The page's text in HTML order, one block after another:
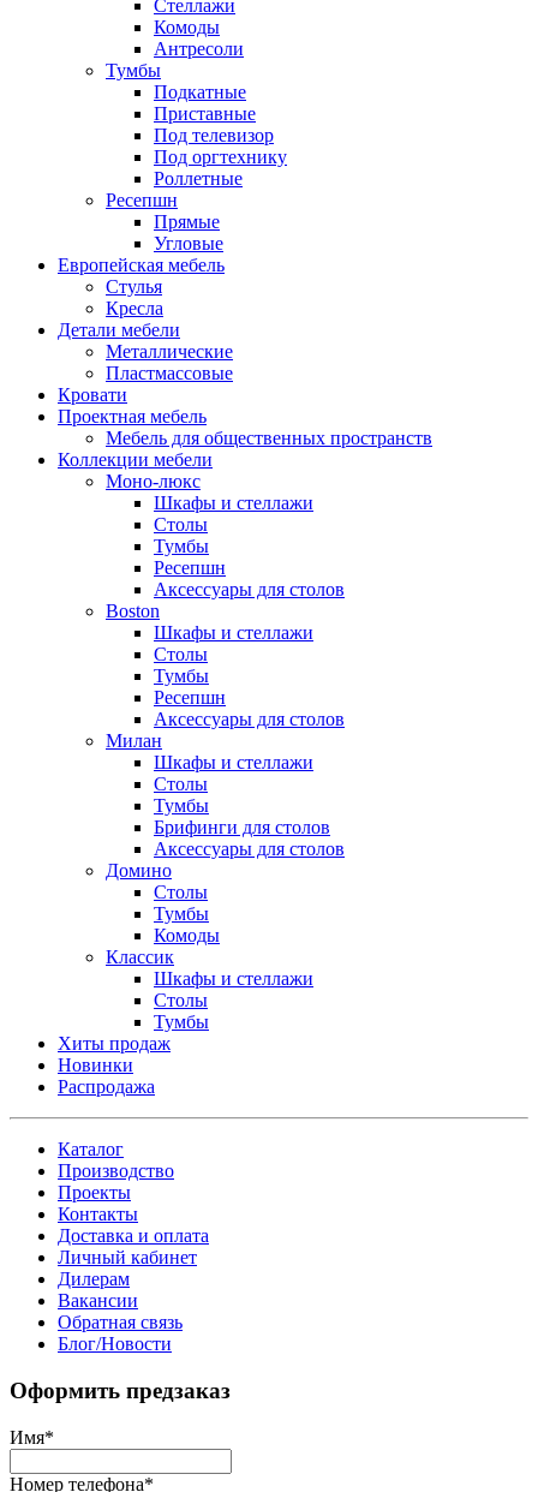
Стеллажи
Комоды
Антресоли
Тумбы
Подкатные
Приставные
Под телевизор
Под оргтехнику
Роллетные
Ресепшн
Прямые
Угловые
Европейская мебель
Стулья
Кресла
Детали мебели
Металлические
Пластмассовые
Кровати
Проектная мебель
Мебель для общественных пространств
Коллекции мебели
Моно-люкс
Шкафы и стеллажи
Столы
Тумбы
Ресепшн
Аксессуары для столов
Boston
Шкафы и стеллажи
Столы
Тумбы
Ресепшн
Аксессуары для столов
Милан
Шкафы и стеллажи
Столы
Тумбы
Брифинги для столов
Аксессуары для столов
Домино
Столы
Тумбы
Комоды
Классик
Шкафы и стеллажи
Столы
Тумбы
Хиты продаж
Новинки
Распродажа
Каталог
Производство
Проекты
Контакты
Доставка и оплата
Личный кабинет
Дилерам
Вакансии
Обратная связь
Блог/Новости
Оформить предзаказ
Имя*
Номер телефона*